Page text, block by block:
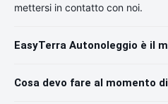
mettersi in contatto con noi.
EasyTerra Autonoleggio è il
Cosa devo fare al momento